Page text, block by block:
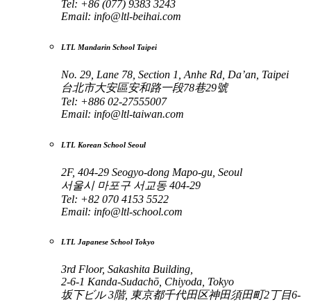
Tel: +86 (077) 9383 3243
Email: info@ltl-beihai.com
LTL Mandarin School Taipei
No. 29, Lane 78, Section 1, Anhe Rd, Da’an, Taipei
台北市大安區安和路一段78巷29號
Tel: +886 02-27555007
Email: info@ltl-taiwan.com
LTL Korean School Seoul
2F, 404-29 Seogyo-dong Mapo-gu, Seoul
서울시 마포구 서교동 404-29
Tel: +82 070 4153 5522
Email: info@ltl-school.com
LTL Japanese School Tokyo
3rd Floor, Sakashita Building,
2-6-1 Kanda-Sudachō, Chiyoda, Tokyo
坂下ビル 3階, 東京都千代田区神田須田町2丁目6-